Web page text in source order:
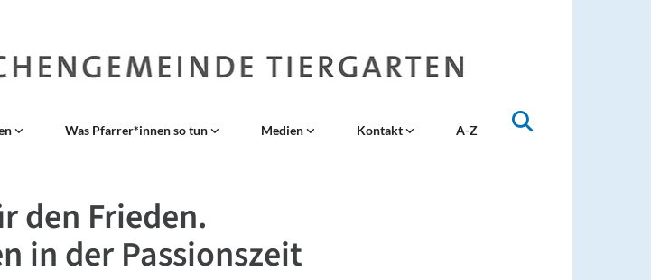
Was Pfarrer*innen so tun Medien Kontakt A-Z
den Frieden.
in der Passionszeit